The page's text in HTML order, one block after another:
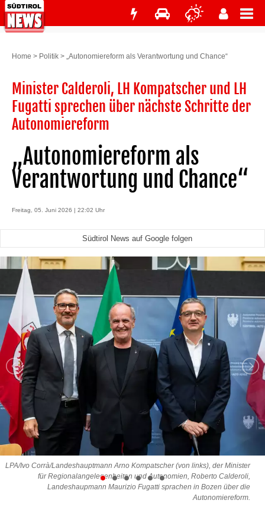
Home > Politik > „Autonomiereform als Verantwortung und Chance“
Minister Calderoli, LH Kompatscher und LH
Fugatti sprechen über nächste Schritte der
Autonomiereform
„Autonomiereform als
Verantwortung und Chance“
Freitag, 05. Juni 2026 | 22:02 Uhr
Südtirol News auf Google folgen
LPA/Ivo Corrà/Landeshauptmann Arno Kompatscher (von links), der Minister
für Regionalangelegenheiten und Autonomien, Roberto Calderoli,
Landeshaupmann Maurizio Fugatti sprachen in Bozen über die
Autonomiereform.